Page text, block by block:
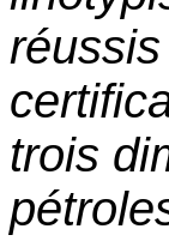
trois